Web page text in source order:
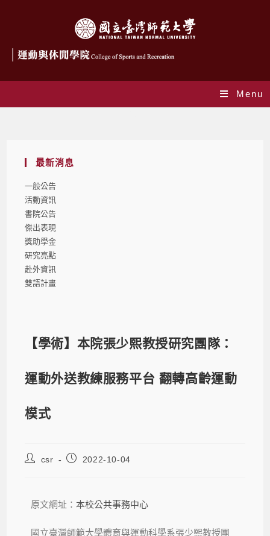
Menu
最新消息
一般公告
活動資訊
書院公告
傑出表現
獎助學金
研究亮點
赴外資訊
雙語計畫
【學術】本院張少熙教授研究團隊：
運動外送教練服務平台 翻轉高齡運動
模式
csr 2022-10-04
原文網址：本校公共事務中心
國立臺灣師範大學體育與運動科學系張少熙教授團